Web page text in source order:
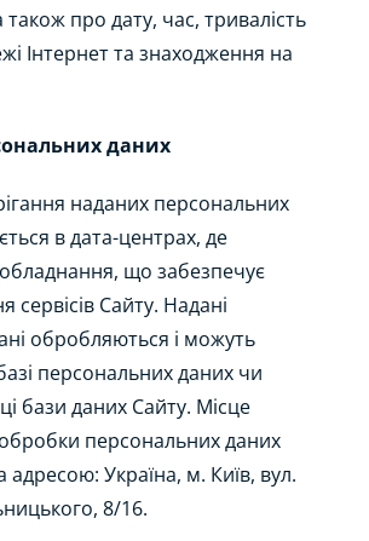
також про дату, час, тривалість
Інтернет та знаходження на
даних
наданих персональних
в дата-центрах, де
що забезпечує
сервісів Сайту. Надані
обробляються і можуть
персональних даних чи
бази даних Сайту. Місце
персональних даних
адресою: Україна, м. Київ, вул.
8/16.